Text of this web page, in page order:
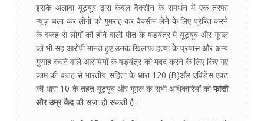
इसके अलावा यूट्यूब द्वारा केवल वैक्सीन के समर्थन में एक तरफा
न्यूज़ चला कर लोगों को गुमराह कर वैक्सीन लेने के लिए प्रेरित करने
के वजह से लोगों की होने वाली मौत के षडयंत्र मे यूट्यूब और गूगल
को भी सह आरोपी मानते हुए उनके खिलाफ हत्या के प्रयास और अन्य
गुणाह करने वाले आरोपियों के षड्यंत्र को मदद करने के लिए किए गए
काम की वजह से भारतीय संहिता के धारा 120 (B)और एविडेंस एक्ट
की धारा 10 के तहत यूट्यूब और गूगल के सभी अधिकारियों कोफांसी
और उम्र कैदकी सजा हो सकती है।